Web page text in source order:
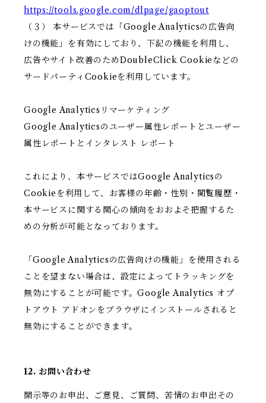
https://tools.google.com/dlpage/gaoptout
（３） 本サービスでは「Google Analyticsの広告向
けの機能」を有効にしており、下記の機能を利用し、
広告やサイト改善のためDoubleClick Cookieなどの
サードパーティCookieを利用しています。
Google Analyticsリマーケティング
Google Analyticsのユーザー属性レポートとユーザー
属性レポートとインタレスト レポート
これにより、本サービスではGoogle Analyticsの
Cookieを利用して、お客様の年齢・性別・閲覧履歴・
本サービスに関する関心の傾向をおおよそ把握するた
めの分析が可能となっております。
「Google Analyticsの広告向けの機能」を使用される
ことを望まない場合は、設定によってトラッキングを
無効にすることが可能です。Google Analytics オプ
トアウト アドオンをブラウザにインストールされると
無効にすることができます。
12. お問い合わせ
開示等のお申出、ご意見、ご質問、苦情のお申出その